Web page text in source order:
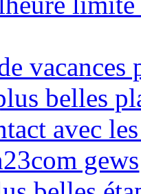
vacances
belles
avec
gews